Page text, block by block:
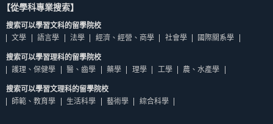
【從學科專業搜索】
搜索可以學習文科的留學院校
文學
語言學 法學 經濟、經營、商學 社會學 國際關系學
搜索可以學習理科的留學院校
護理、保健學
醫、齒學 藥學 理學 工學 農、水產學
搜索可以學習文理科的留學院校
師範、教育學
生活科學 藝術學 綜合科學